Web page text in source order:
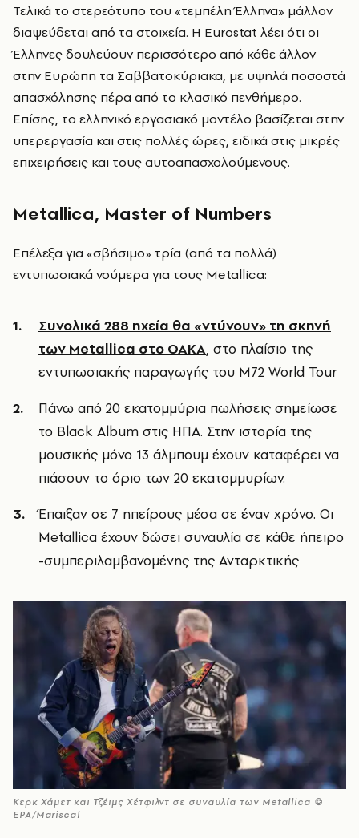
Τελικά το στερεότυπο του «τεμπέλη Έλληνα» μάλλον
διαψεύδεται από τα στοιχεία. Η Eurostat λέει ότι οι
Έλληνες δουλεύουν περισσότερο από κάθε άλλον
στην Ευρώπη τα Σαββατοκύριακα, με υψηλά ποσοστά
απασχόλησης πέρα από το κλασικό πενθήμερο.
Επίσης, το ελληνικό εργασιακό μοντέλο βασίζεται στην
υπερεργασία και στις πολλές ώρες, ειδικά στις μικρές
επιχειρήσεις και τους αυτοαπασχολούμενους.
Metallica, Master of Numbers
Επέλεξα για «σβήσιμο» τρία (από τα πολλά)
εντυπωσιακά νούμερα για τους Metallica:
Συνολικά 288 ηχεία θα «ντύνουν» τη σκηνή
των Metallica στο ΟΑΚΑ, στο πλαίσιο της
εντυπωσιακής παραγωγής του M72 World Tour
Πάνω από 20 εκατομμύρια πωλήσεις σημείωσε
το Black Album στις ΗΠΑ. Στην ιστορία της
μουσικής μόνο 13 άλμπουμ έχουν καταφέρει να
πιάσουν το όριο των 20 εκατομμυρίων.
Έπαιξαν σε 7 ηπείρους μέσα σε έναν χρόνο. Οι
Metallica έχουν δώσει συναυλία σε κάθε ήπειρο
-συμπεριλαμβανομένης της Ανταρκτικής
Κερκ Χάμετ και Τζέιμς Χέτφιλντ σε συναυλία των Metallica ©
EPA/Mariscal